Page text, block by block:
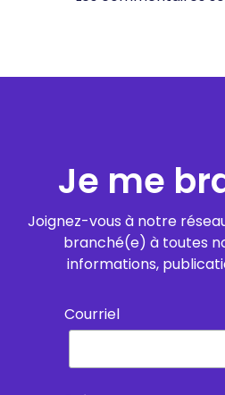
Je me
Joignez-vous à notre
branché(e) à toutes
informations,
Courriel